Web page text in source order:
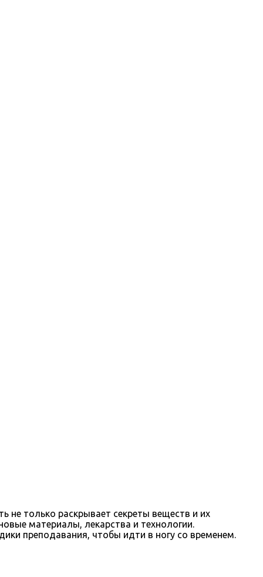
не только раскрывает секреты веществ и их
материалы, лекарства и технологии.
преподавания, чтобы идти в ногу со временем.